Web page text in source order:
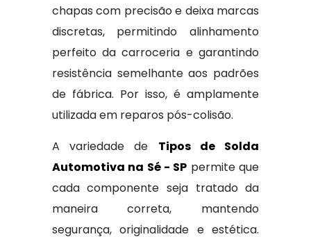
chapas com precisão e deixa marcas
discretas, permitindo alinhamento
perfeito da carroceria e garantindo
resistência semelhante aos padrões
de fábrica. Por isso, é amplamente
utilizada em reparos pós-colisão.
A variedade de Tipos de Solda
Automotiva na Sé - SP permite que
cada componente seja tratado da
maneira correta, mantendo
segurança, originalidade e estética.